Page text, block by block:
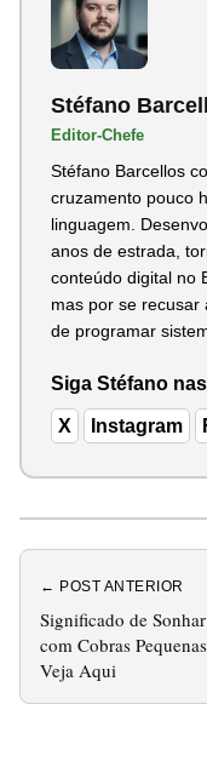
Stéfano
Editor-Chefe
Stéfano Barcellos
cruzamento pouco
linguagem.
anos de estrada,
conteúdo digital no
mas por se recusar
de programar
Siga Stéfano
X Instagram
← POST ANTERIOR
Significado de Sonhar
com Cobras
Veja Aqui